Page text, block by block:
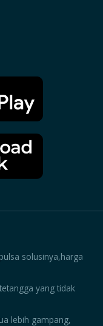
solusinya,harga
yang tidak
lebih gampang,